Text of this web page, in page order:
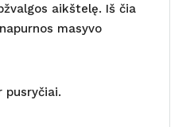
aikštelę. Iš čia
masyvo
pusryčiai.